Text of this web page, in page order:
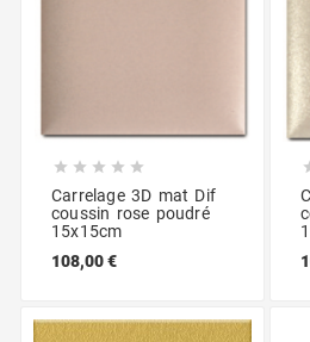
    
Carrelage 3D mat Dif
coussin rose poudré
15x15cm
108,00 €